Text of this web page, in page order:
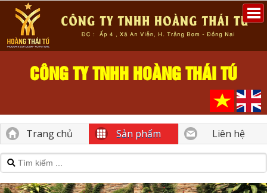
CÔNG TY TNHH HOÀNG THÁI TÚ
Trang chủ Sản phẩm Liên hệ